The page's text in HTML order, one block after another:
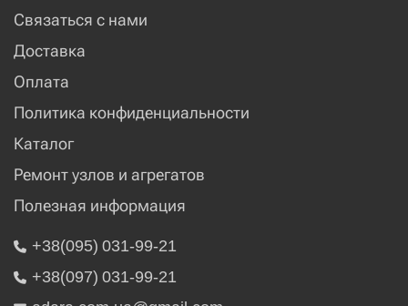
Связаться с нами
Доставка
Оплата
Политика конфиденциальности
Каталог
Ремонт узлов и агрегатов
Полезная информация
+38(095) 031-99-21
+38(097) 031-99-21